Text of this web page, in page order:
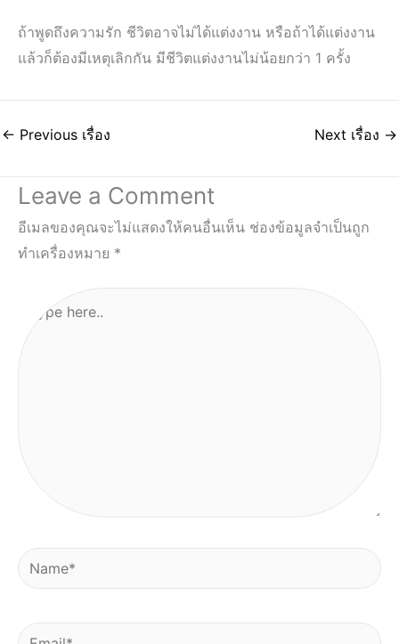
ถ้าพูดถึงความรัก ชีวิตอาจไม่ได้แต่งงาน หรือถ้าได้แต่งงาน
แล้วก็ต้องมีเหตุเลิกกัน มีชีวิตแต่งงานไม่น้อยกว่า 1 ครั้ง
← Previous เรื่อง Next เรื่อง →
Leave a Comment
อีเมลของคุณจะไม่แสดงให้คนอื่นเห็น ช่องข้อมูลจำเป็นถูก
ทำเครื่องหมาย *
here..
Name*
Email*